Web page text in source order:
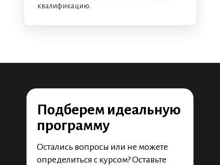
квалификацию.
Остались вопросы или не можете
определиться с курсом? Оставьте
Подберем идеальную
программу